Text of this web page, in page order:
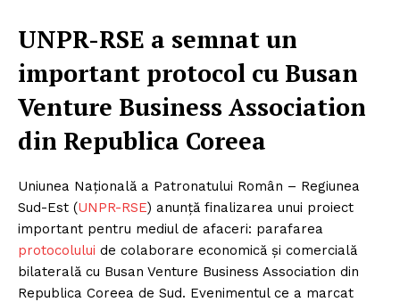
UNPR-RSE a semnat un
important protocol cu Busan
Venture Business Association
din Republica Coreea
Uniunea Națională a Patronatului Român – Regiunea
Sud-Est (UNPR-RSE) anunță finalizarea unui proiect
important pentru mediul de afaceri: parafarea
protocolului de colaborare economică și comercială
bilaterală cu Busan Venture Business Association din
Republica Coreea de Sud. Evenimentul ce a marcat